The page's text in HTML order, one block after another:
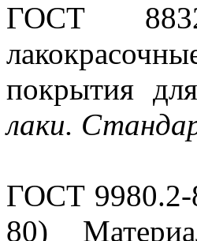
ГОСТ
покрытия
лаки.
ГОСТ
80)